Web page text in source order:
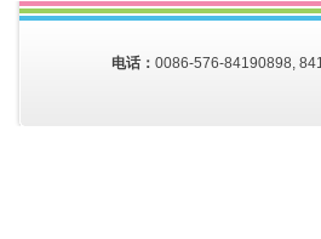
电话： 0086-576-84190898,